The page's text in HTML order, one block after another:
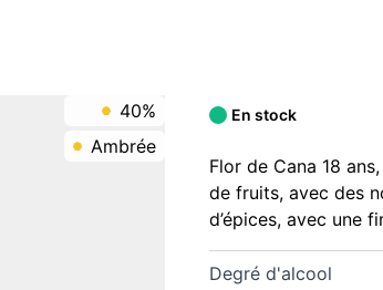
40%
Ambrée
En stock
Flor de Cana 18
de fruits, avec des
d’épices, avec une
Degré d'alcool